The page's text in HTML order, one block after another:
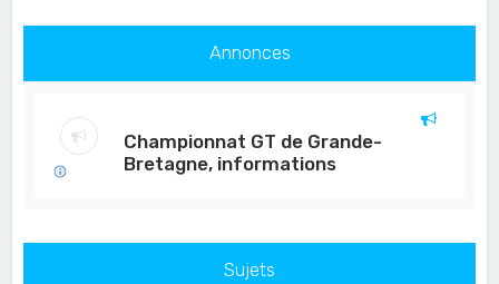
Annonces
Championnat GT de Grande-
Bretagne, informations
Sujets